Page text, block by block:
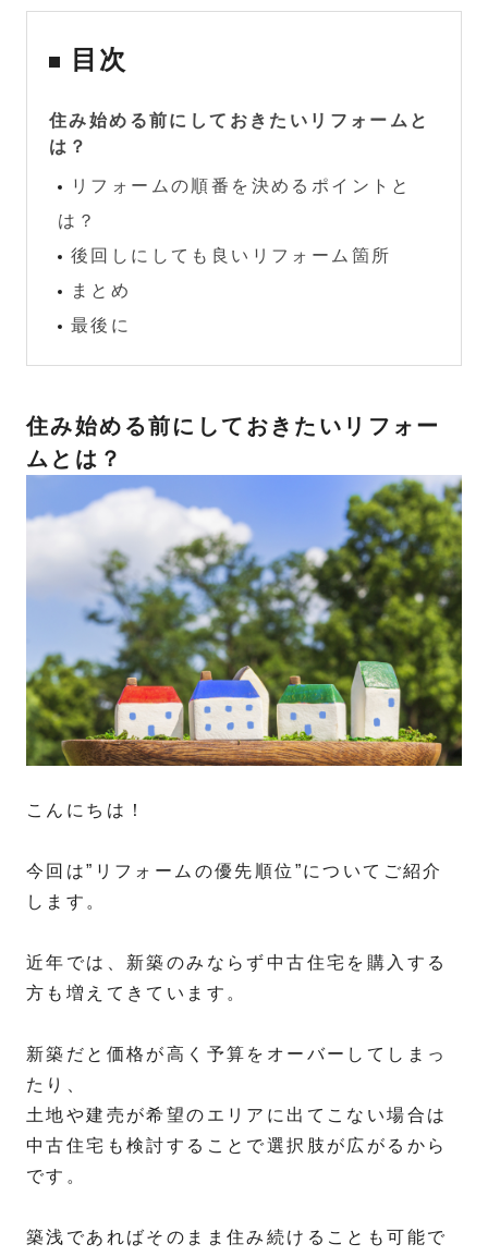
目次
住み始める前にしておきたいリフォームと
は？
リフォームの順番を決めるポイントと
は？
後回しにしても良いリフォーム箇所
まとめ
最後に
住み始める前にしておきたいリフォー
ムとは？
こんにちは！
今回は”リフォームの優先順位”についてご紹介
します。
近年では、新築のみならず中古住宅を購入する
方も増えてきています。
新築だと価格が高く予算をオーバーしてしまっ
たり、
土地や建売が希望のエリアに出てこない場合は
中古住宅も検討することで選択肢が広がるから
です。
築浅であればそのまま住み続けることも可能で